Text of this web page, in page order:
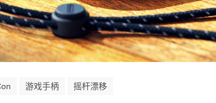
游戏手柄 摇杆漂移